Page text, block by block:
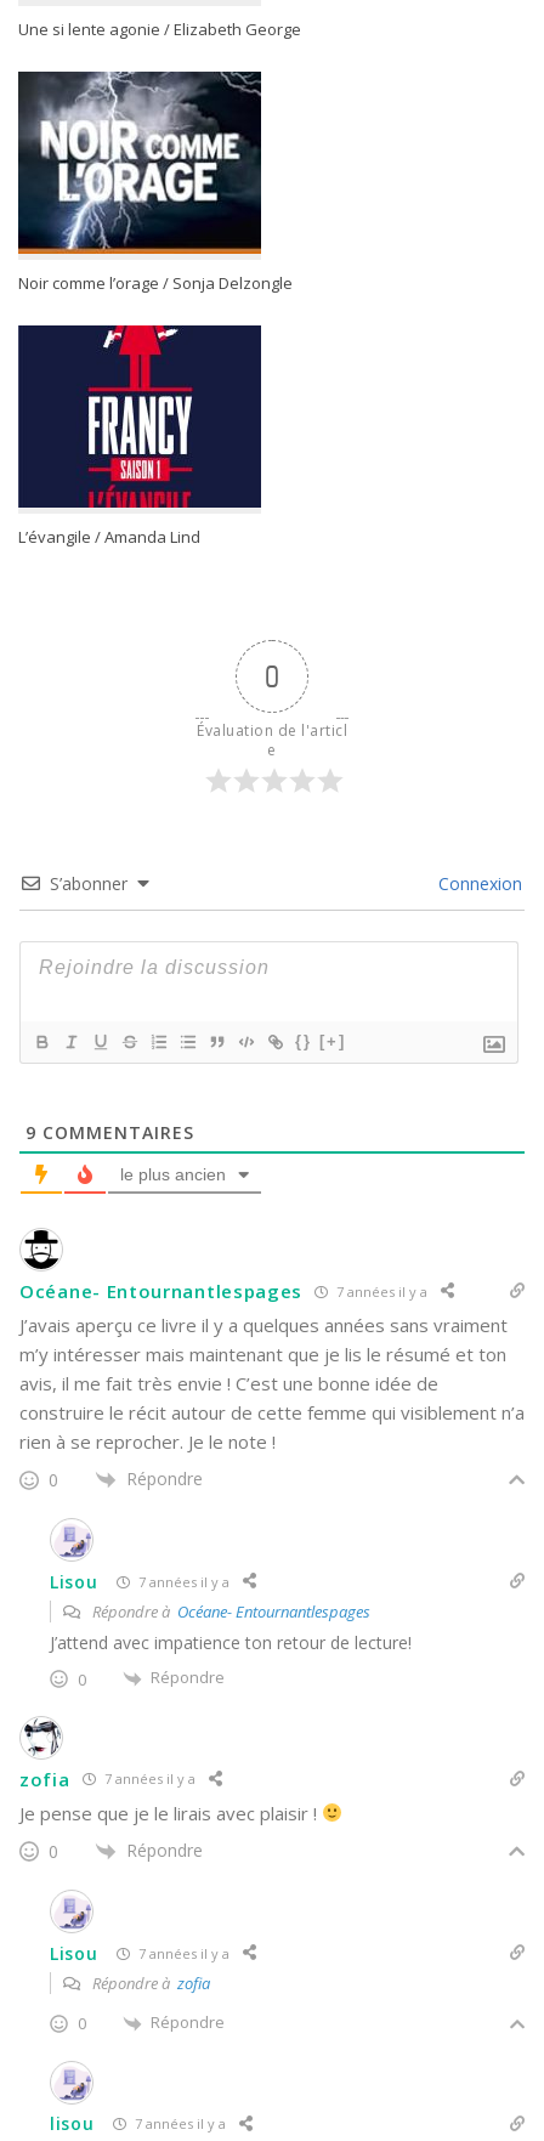
Une si lente agonie / Elizabeth George
Noir comme l’orage / Sonja Delzongle
L’évangile / Amanda Lind
0
Évaluation de l'articl
e
S’abonner Connexion
{} [+]
9 COMMENTAIRES
le plus ancien
Océane- Entournantlespages 7 années il y a
J’avais aperçu ce livre il y a quelques années sans vraiment
m’y intéresser mais maintenant que je lis le résumé et ton
avis, il me fait très envie ! C’est une bonne idée de
construire le récit autour de cette femme qui visiblement n’a
rien à se reprocher. Je le note !
0 Répondre
Lisou 7 années il y a
Répondre à Océane- Entournantlespages
J’attend avec impatience ton retour de lecture!
0 Répondre
zofia 7 années il y a
Je pense que je le lirais avec plaisir !
0 Répondre
Lisou 7 années il y a
Répondre à zofia
0
Répondre
lisou 7 années il y a